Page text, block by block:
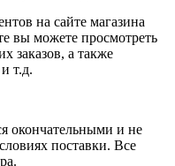
на сайте магазина
вы можете просмотреть
заказов, а также
т.д.
окончательными и не
поставки. Все